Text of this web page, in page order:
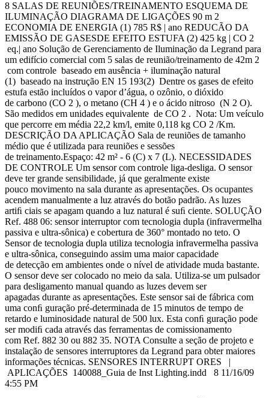
8 SALAS DE REUNIÕES/TREINAMENTO ESQUEMA DE
ILUMINAÇÃO DIAGRAMA DE LIGAÇÕES 90 m 2
ECONOMIA DE ENERGIA (1) 785 R$ | ano REDUCÃO DA
EMISSÃO DE GASESDE EFEITO ESTUFA (2) 425 kg | CO 2
eq.| ano Solução de Gerenciamento de Iluminação da Legrand para
um edifício comercial com 5 salas de reunião/treinamento de 42m 2
com controle baseado em ausência + iluminação natural
(1) baseado na instrução EN 15 193(2) Dentre os gases de efeito
estufa estão incluídos o vapor d’água, o ozônio, o dióxido
de carbono (CO 2 ), o metano (CH 4 ) e o ácido nitroso (N 2 O).
São medidos em unidades equivalente de CO 2 . Nota: Um veículo
que percorre em média 22,2 km/l, emite 0,118 kg CO 2 /Km.
DESCRIÇÃO DA APLICAÇÃO Sala de reuniões de tamanho
médio que é utilizada para reuniões e sessões
de treinamento.Espaço: 42 m² - 6 (C) x 7 (L). NECESSIDADES
DE CONTROLE Um sensor com controle liga-desliga. O sensor
deve ter grande sensibilidade, já que geralmente existe
pouco movimento na sala durante as apresentações. Os ocupantes
acendem manualmente a luz através do botão padrão. As luzes
artiﬁ ciais se apagam quando a luz natural é suﬁ ciente. SOLUÇÃO
Ref. 488 06: sensor interruptor com tecnologia dupla (infravermelha
passiva e ultra-sônica) e cobertura de 360° montado no teto. O
Sensor de tecnologia dupla utiliza tecnologia infravermelha passiva
e ultra-sônica, conseguindo assim uma maior capacidade
de detecção em ambientes onde o nível de atividade muda bastante.
O sensor deve ser colocado no meio da sala. Utiliza-se um pulsador
para desligamento manual quando as luzes devem ser
apagadas durante as apresentações. Este sensor sai de fábrica com
uma conﬁ guração pré-determinada de 15 minutos de tempo de
retardo e luminosidade natural de 500 lux. Esta conﬁ guração pode
ser modiﬁ cada através das ferramentas de comissionamento
com Ref. 882 30 ou 882 35. NOTA Consulte a seção de projeto e
instalação de sensores interruptores da Legrand para obter maiores
informações técnicas. SENSORES INTERRUPT ORES |
APLICAÇÕES 140088_Guia de Inst Lighting.indd 8 11/16/09
4:55 PM